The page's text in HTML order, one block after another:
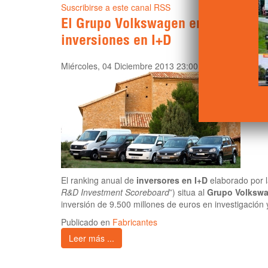
Suscribirse a este canal RSS
El Grupo Volkswagen encabeza el
inversiones en I+D
Miércoles, 04 Diciembre 2013 23:00
El ranking anual de inversores en I+D elaborado por
R&D Investment Scoreboard”) situa al Grupo
inversión de 9.500 millones de euros en investigación
Publicado en Fabricantes
Leer más ...